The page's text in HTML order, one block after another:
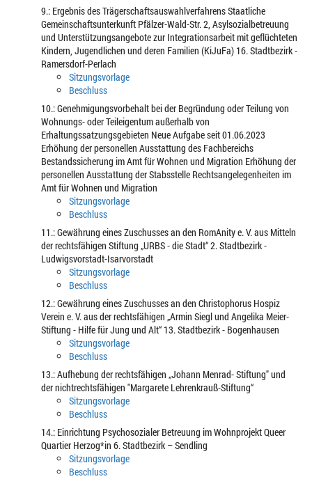
9.: Ergebnis des Trägerschaftsauswahlverfahrens Staatliche
Gemeinschaftsunterkunft Pfälzer-Wald-Str. 2, Asylsozialbetreuung
und Unterstützungsangebote zur Integrationsarbeit mit geflüchteten
Kindern, Jugendlichen und deren Familien (KiJuFa) 16. Stadtbezirk -
Ramersdorf-Perlach
Sitzungsvorlage
Beschluss
10.: Genehmigungsvorbehalt bei der Begründung oder Teilung von
Wohnungs- oder Teileigentum außerhalb von
Erhaltungssatzungsgebieten Neue Aufgabe seit 01.06.2023
Erhöhung der personellen Ausstattung des Fachbereichs
Bestandssicherung im Amt für Wohnen und Migration Erhöhung der
personellen Ausstattung der Stabsstelle Rechtsangelegenheiten im
Amt für Wohnen und Migration
Sitzungsvorlage
Beschluss
11.: Gewährung eines Zuschusses an den RomAnity e. V. aus Mitteln
der rechtsfähigen Stiftung „URBS - die Stadt“ 2. Stadtbezirk -
Ludwigsvorstadt-Isarvorstadt
Sitzungsvorlage
Beschluss
12.: Gewährung eines Zuschusses an den Christophorus Hospiz
Verein e. V. aus der rechtsfähigen „Armin Siegl und Angelika Meier-
Stiftung - Hilfe für Jung und Alt“ 13. Stadtbezirk - Bogenhausen
Sitzungsvorlage
Beschluss
13.: Aufhebung der rechtsfähigen „Johann Menrad- Stiftung" und
der nichtrechtsfähigen "Margarete Lehrenkrauß-Stiftung“
Sitzungsvorlage
Beschluss
14.: Einrichtung Psychosozialer Betreuung im Wohnprojekt Queer
Quartier Herzog*in 6. Stadtbezirk – Sendling
Sitzungsvorlage
Beschluss